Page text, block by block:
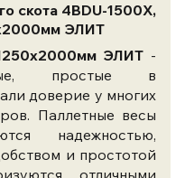
скота 4BDU-1500X,
ЭЛИТ
ЭЛИТ -
простые в
доверие у многих
Паллетные весы
надежностью,
и простотой